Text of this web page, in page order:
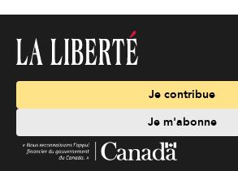
Je contribue
Je m'abonne